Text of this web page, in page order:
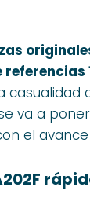
va a
el